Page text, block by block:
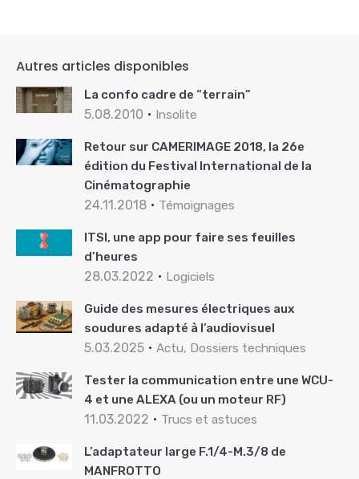
Autres articles disponibles
La confo cadre de “terrain”
5.08.2010 Insolite
Retour sur CAMERIMAGE 2018, la 26e
édition du Festival International de la
Cinématographie
24.11.2018 Témoignages
ITSI, une app pour faire ses feuilles
d’heures
28.03.2022 Logiciels
Guide des mesures électriques aux
soudures adapté à l’audiovisuel
5.03.2025 Actu, Dossiers techniques
Tester la communication entre une WCU-
4 et une ALEXA (ou un moteur RF)
11.03.2022 Trucs et astuces
L’adaptateur large F.1/4-M.3/8 de
MANFROTTO